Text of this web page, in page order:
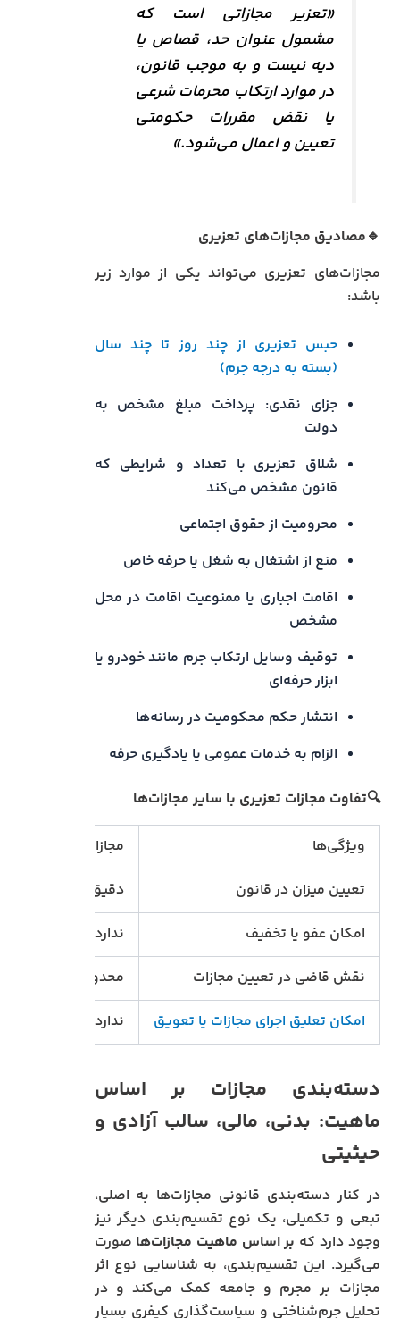
«تعزیر مجازاتی است که
مشمول عنوان حد، قصاص یا
دیه نیست و به موجب قانون،
در موارد ارتکاب محرمات شرعی
یا نقض مقررات حکومتی
تعیین و اعمال می‌شود.»
🔹مصادیق مجازات‌های تعزیری
مجازات‌های تعزیری می‌تواند یکی از موارد زیر
باشد:
حبس تعزیری از چند روز تا چند سال
(بسته به درجه جرم)
جزای نقدی: پرداخت مبلغ مشخص به
دولت
شلاق تعزیری با تعداد و شرایطی که
قانون مشخص می‌کند
محرومیت از حقوق اجتماعی
منع از اشتغال به شغل یا حرفه خاص
اقامت اجباری یا ممنوعیت اقامت در محل
مشخص
توقیف وسایل ارتکاب جرم مانند خودرو یا
ابزار حرفه‌ای
انتشار حکم محکومیت در رسانه‌ها
الزام به خدمات عمومی یا یادگیری حرفه
🔍تفاوت مجازات تعزیری با سایر مجازات‌ها
ویژگی‌ها
مجازات حدی
تعیین میزان در قانون
دقیق و غیرقابل
امکان عفو یا تخفیف
ندارد
نقش قاضی در تعیین مجازات
محدود
امکان تعلیق اجرای مجازات یا تعویق
ندارد
دسته‌بندی مجازات‌ بر اساس
ماهیت: بدنی، مالی، سالب آزادی و
حیثیتی
در کنار دسته‌بندی قانونی مجازات‌ها به اصلی،
تبعی و تکمیلی، یک نوع تقسیم‌بندی دیگر نیز
وجود دارد که بر اساس ماهیت مجازات‌ها صورت
می‌گیرد. این تقسیم‌بندی، به شناسایی نوع اثر
مجازات بر مجرم و جامعه کمک می‌کند و در
تحلیل جرم‌شناختی و سیاست‌گذاری کیفری بسیار